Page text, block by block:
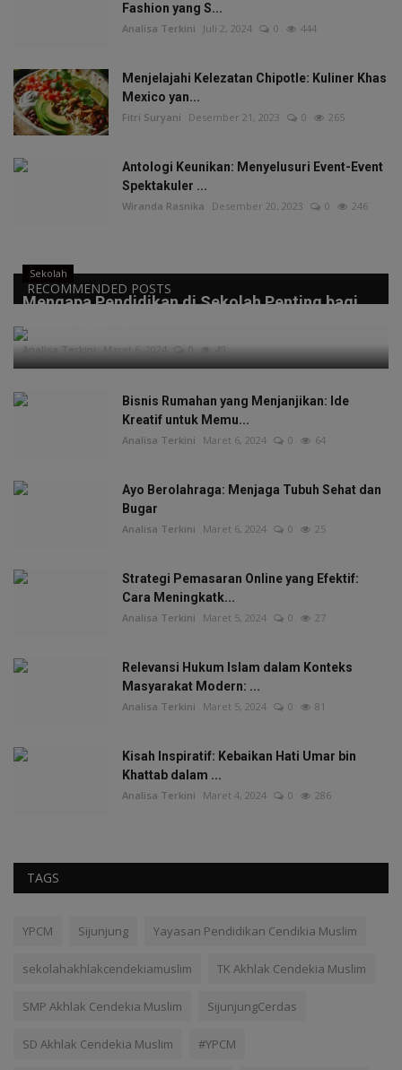
Fashion yang S...
Analisa Terkini Juli 2, 2024 0 444
Menjelajahi Kelezatan Chipotle: Kuliner Khas
Mexico yan...
Fitri Suryani Desember 21, 2023 0 265
Antologi Keunikan: Menyelusuri Event-Event
Spektakuler ...
Wiranda Rasnika Desember 20, 2023 0 246
RECOMMENDED POSTS
Sekolah
Mengapa Pendidikan di Sekolah Penting bagi
Masa Depan A...
Analisa Terkini Maret 6, 2024 0 49
Bisnis Rumahan yang Menjanjikan: Ide
Kreatif untuk Memu...
Analisa Terkini Maret 6, 2024 0 64
Ayo Berolahraga: Menjaga Tubuh Sehat dan
Bugar
Analisa Terkini Maret 6, 2024 0 25
Strategi Pemasaran Online yang Efektif:
Cara Meningkatk...
Analisa Terkini Maret 5, 2024 0 27
Relevansi Hukum Islam dalam Konteks
Masyarakat Modern: ...
Analisa Terkini Maret 5, 2024 0 81
Kisah Inspiratif: Kebaikan Hati Umar bin
Khattab dalam ...
Analisa Terkini Maret 4, 2024 0 286
TAGS
YPCM Sijunjung Yayasan Pendidikan Cendikia Muslim
sekolahakhlakcendekiamuslim TK Akhlak Cendekia Muslim
SMP Akhlak Cendekia Muslim SijunjungCerdas
SD Akhlak Cendekia Muslim #YPCM